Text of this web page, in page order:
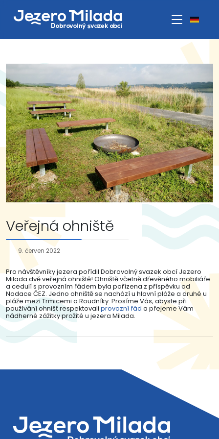
Veřejná ohniště
9. červen 2022
Pro návštěvníky jezera pořídil Dobrovolný svazek obcí Jezero
Milada dvě veřejná ohniště! Ohniště včetně dřevěného mobiliáře
a cedulí s provozním řádem byla pořízena z příspěvku od
Nadace ČEZ. Jedno ohniště se nachází u hlavní pláže a druhé u
pláže mezi Trmicemi a Roudníky. Prosíme Vás, abyste při
používání ohnišť respektovali provozní řád a přejeme Vám
nádherné zážitky prožité u jezera Milada.